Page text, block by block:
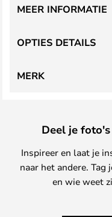
OPTIES DETAILS
MEER INFORMATIE
MERK
Deel je
Inspireer en laat je
naar het andere. Tag
en wie weet